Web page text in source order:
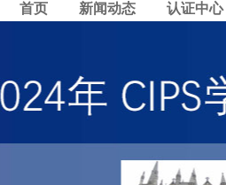
首页 新闻动态 认证中心